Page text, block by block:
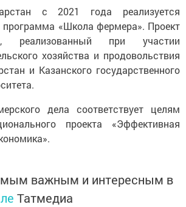
с 2021 года реализуется
программа «Школа фермера». Проект
реализованный при участии
хозяйства и продовольствия
и Казанского государственного
дела соответствует целям
проекта «Эффективная
важным и интересным в
Татмедиа